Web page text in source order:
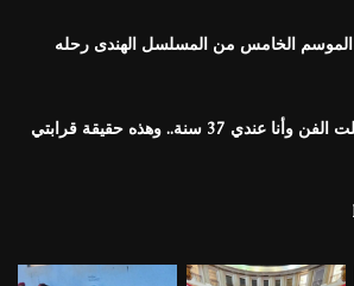
الخامس من المسلسل الهندى رحله
مريم سعيد صالح: دخلت الفن وأنا عندي 37 سنة.. وهذه حقيقة قرابتي